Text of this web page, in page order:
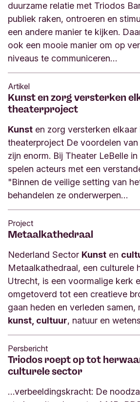
duurzame relatie met Triodos
publiek raken, ontroeren en
een andere manier te kijken.
ook een mooie manier om op
niveaus te communiceren…
Kunst en zorg versterken
theaterproject
Artikel
Kunst en zorg versterken
theaterproject De voordelen van
zijn enorm. Bij Theater LeBelle
spelen acteurs met een
"Binnen de veilige setting van
behandelen ze onderwerpen…
Metaalkathedraal
Project
Nederland Sector Kunst en
Metaalkathedraal, een culturele
Utrecht, is een voormalige kerk
omgetoverd tot een creatieve
gaan heden en verleden samen,
kunst, cultuur, natuur en
Triodos roept op tot
culturele sector
Persbericht
…verbeeldingskracht: De